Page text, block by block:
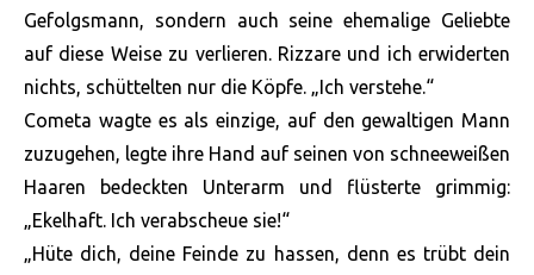
Gefolgsmann, sondern auch seine ehemalige Geliebte
auf diese Weise zu verlieren. Rizzare und ich erwiderten
nichts, schüttelten nur die Köpfe. „Ich verstehe.“
Cometa wagte es als einzige, auf den gewaltigen Mann
zuzugehen, legte ihre Hand auf seinen von schneeweißen
Haaren bedeckten Unterarm und flüsterte grimmig:
„Ekelhaft. Ich verabscheue sie!“
„Hüte dich, deine Feinde zu hassen, denn es trübt dein